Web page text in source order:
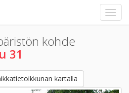
kohde
31
kartalla